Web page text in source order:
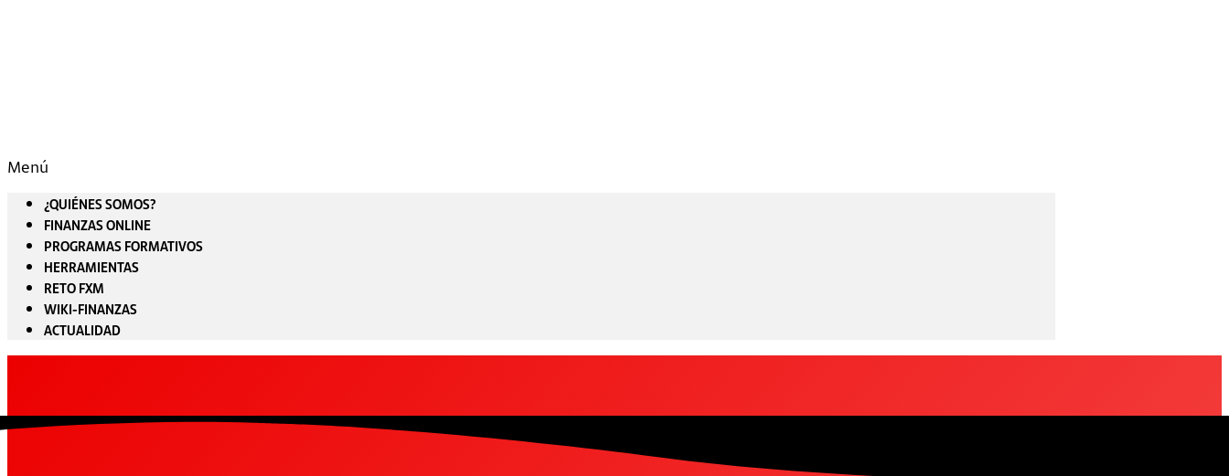
Menú
¿QUIÉNES SOMOS?
FINANZAS ONLINE
PROGRAMAS FORMATIVOS
HERRAMIENTAS
RETO FXM
WIKI-FINANZAS
ACTUALIDAD